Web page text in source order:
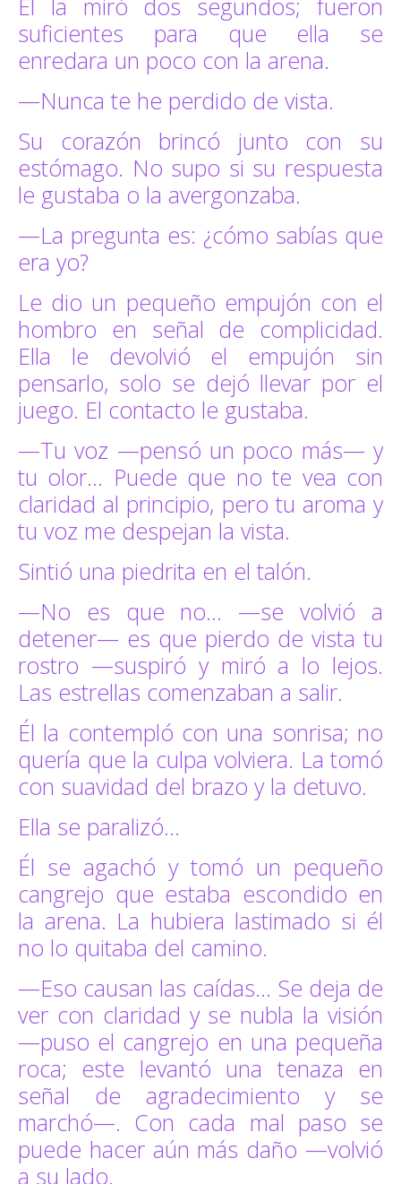
Él la miró dos segundos; fueron
suficientes para que ella se
enredara un poco con la arena.
—Nunca te he perdido de vista.
Su corazón brincó junto con su
estómago. No supo si su respuesta
le gustaba o la avergonzaba.
—La pregunta es: ¿cómo sabías que
era yo?
Le dio un pequeño empujón con el
hombro en señal de complicidad.
Ella le devolvió el empujón sin
pensarlo, solo se dejó llevar por el
juego. El contacto le gustaba.
—Tu voz —pensó un poco más— y
tu olor… Puede que no te vea con
claridad al principio, pero tu aroma y
tu voz me despejan la vista.
Sintió una piedrita en el talón.
—No es que no… —se volvió a
detener— es que pierdo de vista tu
rostro —suspiró y miró a lo lejos.
Las estrellas comenzaban a salir.
Él la contempló con una sonrisa; no
quería que la culpa volviera. La tomó
con suavidad del brazo y la detuvo.
Ella se paralizó…
Él se agachó y tomó un pequeño
cangrejo que estaba escondido en
la arena. La hubiera lastimado si él
no lo quitaba del camino.
—Eso causan las caídas… Se deja de
ver con claridad y se nubla la visión
—puso el cangrejo en una pequeña
roca; este levantó una tenaza en
señal de agradecimiento y se
marchó—. Con cada mal paso se
puede hacer aún más daño —volvió
a su lado.